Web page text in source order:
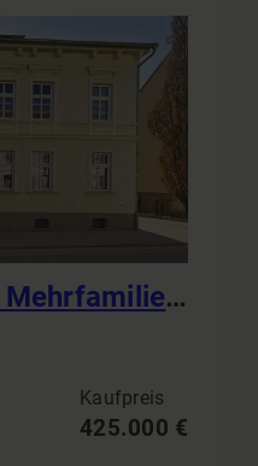
Ertragssicheres Mehrfamilienhaus in Bad Freienwalde: 6 Einheiten & Garagen als solide Kapitalanlage
Kaufpreis
425.000 €